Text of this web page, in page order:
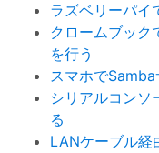
ラズベリーパイ
クロームブック
を行う
スマホで
シリアルコンソ
る
LANケーブル経